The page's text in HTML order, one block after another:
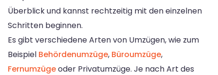
Überblick und kannst rechtzeitig mit den einzelnen
Schritten beginnen.
Es gibt verschiedene Arten von Umzügen, wie zum
Beispiel Behördenumzüge, Büroumzüge,
Fernumzügeoder Privatumzüge. Je nach Art des